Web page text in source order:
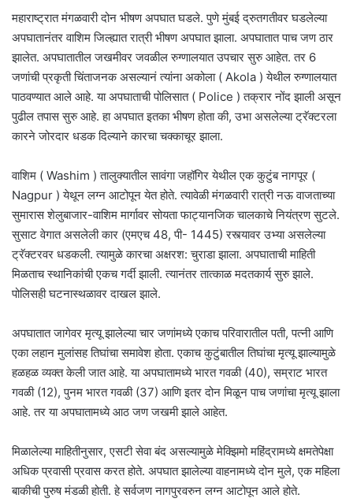
महाराष्ट्रात मंगळवारी दोन भीषण अपघात घडले. पुणे मुंबई द्रुतगतीवर घडलेल्या
अपघातानंतर वाशिम जिल्ह्यात रात्री भीषण अपघात झाला. अपघातात पाच जण ठार
झालेत. अपघातातील जखमीवर जवळील रुग्णालयात उपचार सुरु आहेत. तर 6
जणांची प्रकृती चिंताजनक असल्यानं त्यांना अकोला ( Akola ) येथील रुग्णालयात
पाठवण्यात आले आहे. या अपघाताची पोलिसात ( Police ) तक्रार नोंद झाली असून
पुढील तपास सुरु आहे. हा अपघात इतका भीषण होता की, उभा असलेल्या ट्रॅक्टरला
कारने जोरदार धडक दिल्याने कारचा चक्काचूर झाला.
वाशिम ( Washim ) तालुक्यातील सावंगा जहॉगिर येथील एक कुटुंब नागपूर (
Nagpur ) येथून लग्न आटोपून येत होते. त्यावेळी मंगळवारी रात्री नऊ वाजताच्या
सुमारास शेलुबाजार-वाशिम मार्गावर सोयता फाट्यानजिक चालकाचे नियंत्रण सुटले.
सुसाट वेगात असलेली कार (एमएच 48, पी- 1445) रस्त्यावर उभ्या असलेल्या
ट्रॅक्टरवर धडकली. त्यामुळे कारचा अक्षरश: चुराडा झाला. अपघाताची माहिती
मिळताच स्थानिकांची एकच गर्दी झाली. त्यानंतर तात्काळ मदतकार्य सुरु झाले.
पोलिसही घटनास्थळावर दाखल झाले.
अपघातात जागेवर मृत्यू झालेल्या चार जणांमध्ये एकाच परिवारातील पती, पत्नी आणि
एका लहान मुलांसह तिघांचा समावेश होता. एकाच कुटुंबातील तिघांचा मृत्यू झाल्यामुळे
हळहळ व्यक्त केली जात आहे. या अपघातामध्ये भारत गवळी (40), सम्राट भारत
गवळी (12), पुनम भारत गवळी (37) आणि इतर दोन मिळून पाच जणांचा मृत्यू झाला
आहे. तर या अपघातामध्ये आठ जण जखमी झाले आहेत.
मिळालेल्या माहितीनुसार, एसटी सेवा बंद असल्यामुळे मेक्झिमो महिंद्रामध्ये क्षमतेपेक्षा
अधिक प्रवासी प्रवास करत होते. अपघात झालेल्या वाहनामध्ये दोन मुले, एक महिला
बाकीची पुरुष मंडळी होती. हे सर्वजण नागपुरवरुन लग्न आटोपून आले होते.